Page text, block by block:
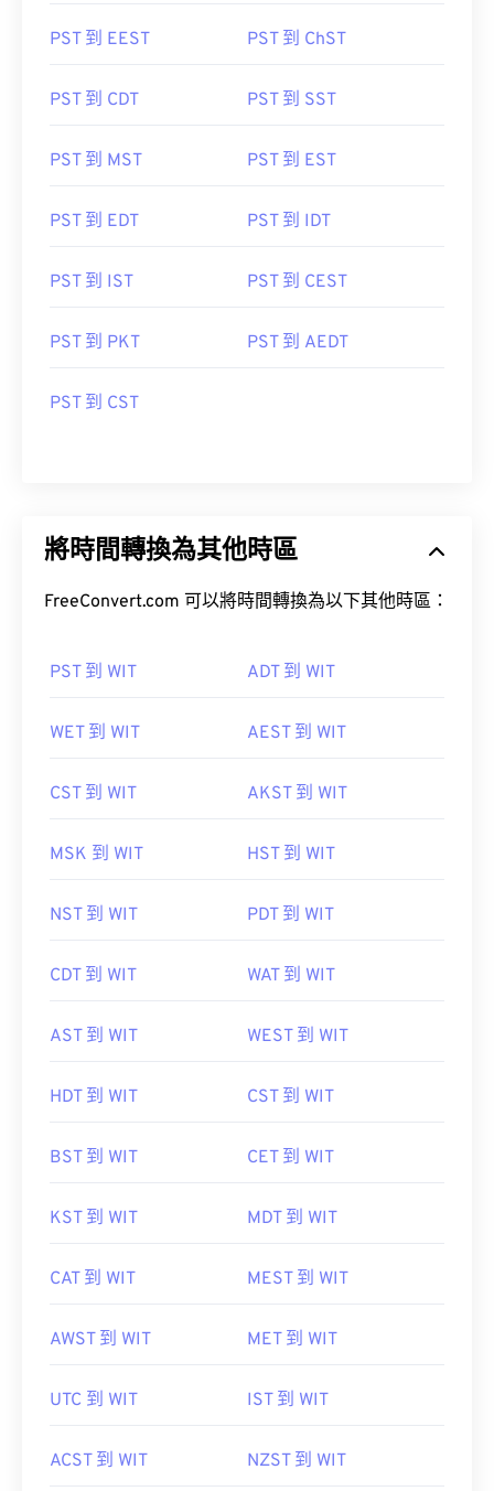
PST 到 EEST PST 到 ChST
PST 到 CDT PST 到 SST
PST 到 MST PST 到 EST
PST 到 EDT PST 到 IDT
PST 到 IST PST 到 CEST
PST 到 PKT PST 到 AEDT
PST 到 CST
將時間轉換為其他時區
FreeConvert.com 可以將時間轉換為以下其他時區：
PST 到 WIT ADT 到 WIT
WET 到 WIT AEST 到 WIT
CST 到 WIT AKST 到 WIT
MSK 到 WIT HST 到 WIT
NST 到 WIT PDT 到 WIT
CDT 到 WIT WAT 到 WIT
AST 到 WIT WEST 到 WIT
HDT 到 WIT CST 到 WIT
BST 到 WIT CET 到 WIT
KST 到 WIT MDT 到 WIT
CAT 到 WIT MEST 到 WIT
AWST 到 WIT MET 到 WIT
UTC 到 WIT IST 到 WIT
ACST 到 WIT NZST 到 WIT